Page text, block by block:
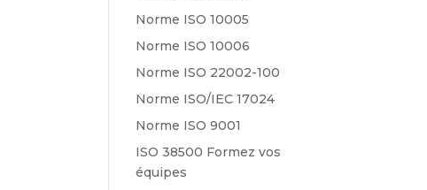
Norme ISO 10005
Norme ISO 10006
Norme ISO 22002-100
Norme ISO/IEC 17024
Norme ISO 9001
ISO 38500 Formez vos
équipes